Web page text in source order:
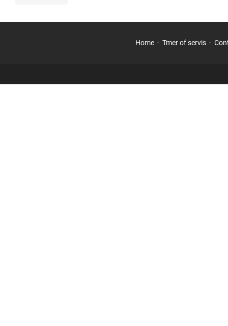
Home Tmer of servis